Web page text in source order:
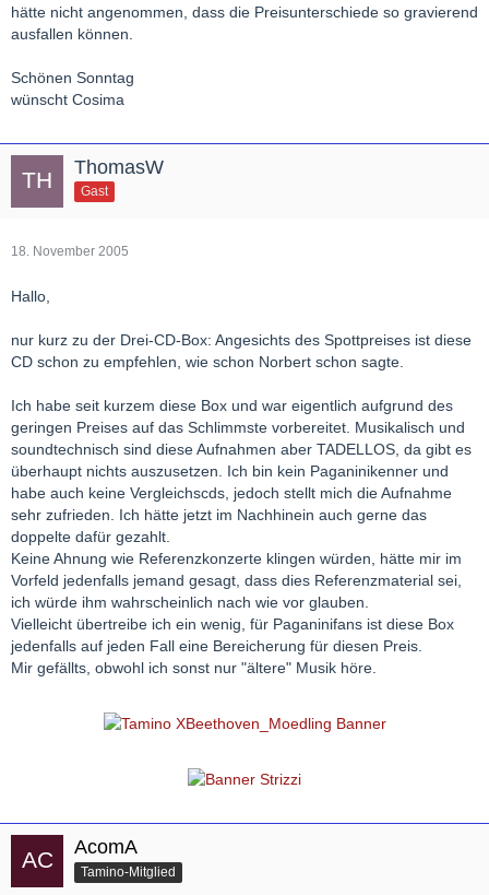
hätte nicht angenommen, dass die Preisunterschiede so gravierend
ausfallen können.
Schönen Sonntag
wünscht Cosima
ThomasW
Gast
18. November 2005
Hallo,
nur kurz zu der Drei-CD-Box: Angesichts des Spottpreises ist diese
CD schon zu empfehlen, wie schon Norbert schon sagte.
Ich habe seit kurzem diese Box und war eigentlich aufgrund des
geringen Preises auf das Schlimmste vorbereitet. Musikalisch und
soundtechnisch sind diese Aufnahmen aber TADELLOS, da gibt es
überhaupt nichts auszusetzen. Ich bin kein Paganinikenner und
habe auch keine Vergleichscds, jedoch stellt mich die Aufnahme
sehr zufrieden. Ich hätte jetzt im Nachhinein auch gerne das
doppelte dafür gezahlt.
Keine Ahnung wie Referenzkonzerte klingen würden, hätte mir im
Vorfeld jedenfalls jemand gesagt, dass dies Referenzmaterial sei,
ich würde ihm wahrscheinlich nach wie vor glauben.
Vielleicht übertreibe ich ein wenig, für Paganinifans ist diese Box
jedenfalls auf jeden Fall eine Bereicherung für diesen Preis.
Mir gefällts, obwohl ich sonst nur "ältere" Musik höre.
AcomA
Tamino-Mitglied